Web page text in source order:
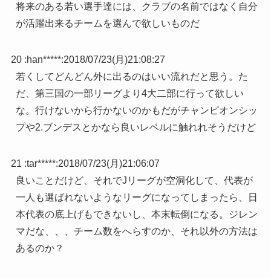
将来のある若い選手達には、クラブの名前ではなく自分
が活躍出来るチームを選んで欲しいものだ
20 :han*****:2018/07/23(月)21:08:27
若くしてどんどん外に出るのはいい流れだと思う。た
だ、第三国の一部リーグより4大二部に行って欲しい
な。行けないから行かないのかもだがチャンピオンシッ
プや2.ブンデスとかなら良いレベルに触れれそうだけど
21 :tar*****:2018/07/23(月)21:06:07
良いことだけど、それでJリーグが空洞化して、代表が
一人も選ばれないようなリーグになってしまったら、日
本代表の底上げもできないし、本末転倒になる。ジレン
マだな、、、チーム数をへらすのか、それ以外の方法は
あるのか？